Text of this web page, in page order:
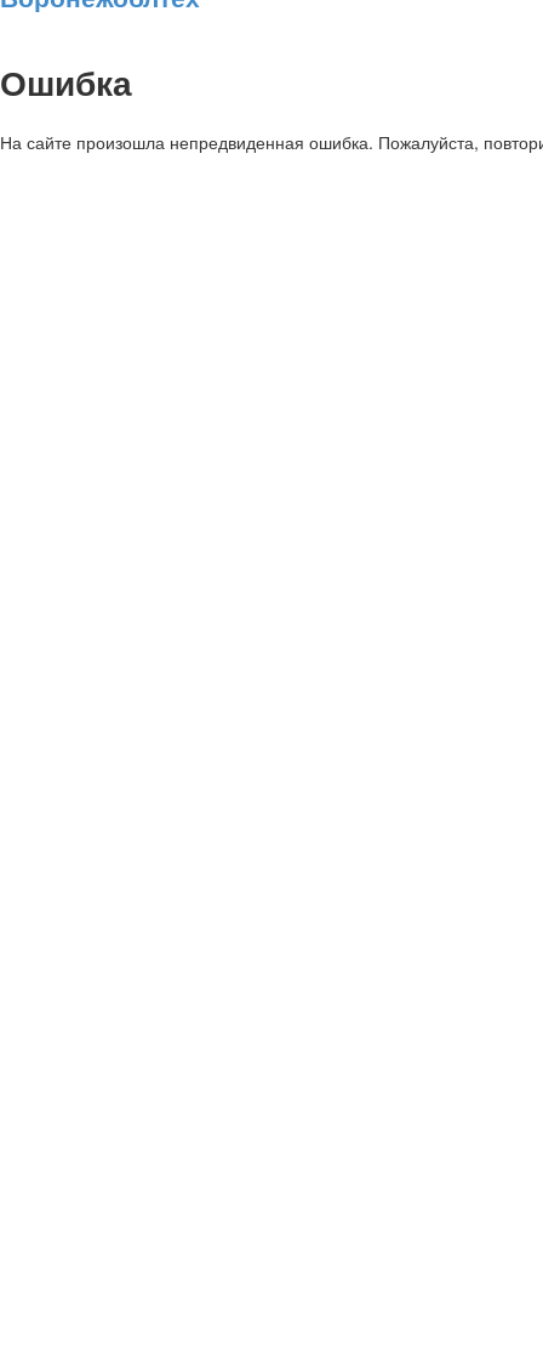
Ошибка
На сайте произошла непредвиденная ошибка. Пожалуйста,